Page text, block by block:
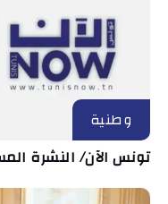
وطنية
تونس الآن/ النشرة المسائية